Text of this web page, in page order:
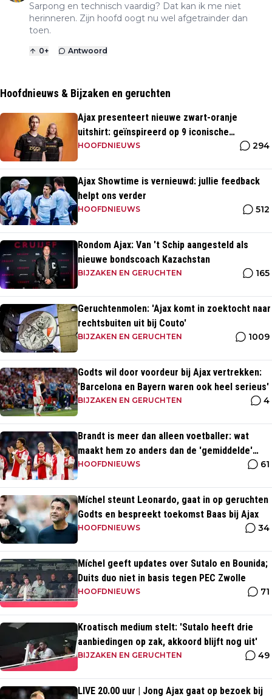
Sarpong en technisch vaardig? Dat kan ik me niet
herinneren. Zijn hoofd oogt nu wel afgetrainder dan
toen.
0+ Antwoord
Hoofdnieuws & Bijzaken en geruchten
Ajax presenteert nieuwe zwart-oranje
uitshirt: geïnspireerd op 9 iconische
momenten uit clubhistorie
HOOFDNIEUWS 294
Ajax Showtime is vernieuwd: jullie feedback
helpt ons verder
HOOFDNIEUWS 512
Rondom Ajax: Van 't Schip aangesteld als
nieuwe bondscoach Kazachstan
BIJZAKEN EN GERUCHTEN 165
Geruchtenmolen: 'Ajax komt in zoektocht naar
rechtsbuiten uit bij Couto'
BIJZAKEN EN GERUCHTEN 1009
Godts wil door voordeur bij Ajax vertrekken:
'Barcelona en Bayern waren ook heel serieus'
BIJZAKEN EN GERUCHTEN 4
Brandt is meer dan alleen voetballer: wat
maakt hem zo anders dan de 'gemiddelde'
voetballer?
HOOFDNIEUWS 61
Míchel steunt Leonardo, gaat in op geruchten
Godts en bespreekt toekomst Baas bij Ajax
HOOFDNIEUWS 34
Míchel geeft updates over Sutalo en Bounida;
Duits duo niet in basis tegen PEC Zwolle
HOOFDNIEUWS 71
Kroatisch medium stelt: 'Sutalo heeft drie
aanbiedingen op zak, akkoord blijft nog uit'
BIJZAKEN EN GERUCHTEN 49
LIVE 20.00 uur | Jong Ajax gaat op bezoek bij